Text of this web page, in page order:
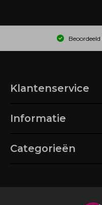
Beoordeeld
Klantenservice
Informatie
Categorieën